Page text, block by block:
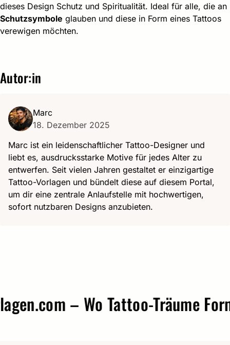
dieses Design Schutz und Spiritualität. Ideal für alle, die an
Schutzsymbole glauben und diese in Form eines Tattoos
verewigen möchten.
Autor:in
Marc
18. Dezember 2025
Marc ist ein leidenschaftlicher Tattoo-Designer und
liebt es, ausdrucksstarke Motive für jedes Alter zu
entwerfen. Seit vielen Jahren gestaltet er einzigartige
Tattoo-Vorlagen und bündelt diese auf diesem Portal,
um dir eine zentrale Anlaufstelle mit hochwertigen,
sofort nutzbaren Designs anzubieten.
– Wo Tattoo-Träume Form